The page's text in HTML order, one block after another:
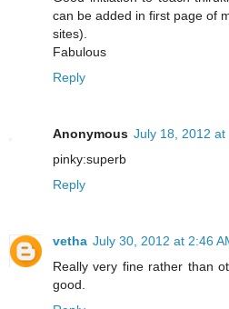
can be added in first page of
sites).
Fabulous
Reply
Anonymous July 18, 2012 at
pinky:superb
Reply
vetha July 30, 2012 at 2:46
Really very fine rather than
good.